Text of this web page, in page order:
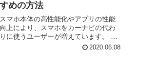
すめの方法
スマホ本体の高性能化やアプリの性能
向上により、スマホをカーナビの代わ
りに使うユーザーが増えています。 手
軽でコストパフォーマンスに優れるカ
2020.06.08